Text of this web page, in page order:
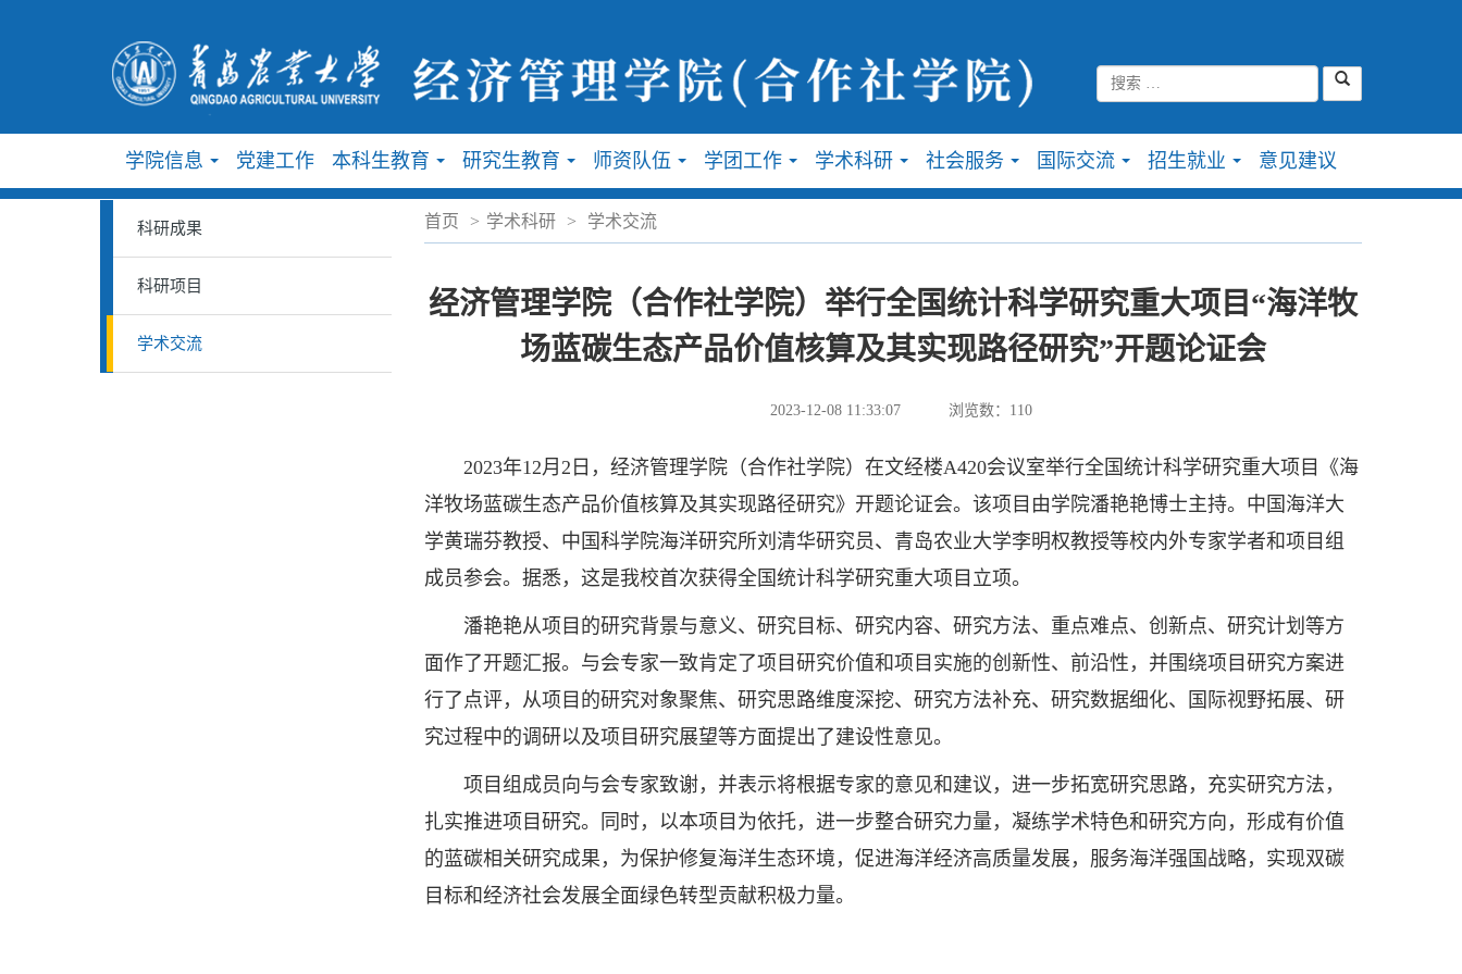
学院信息 党建工作 本科生教育 研究生教育 师资队伍 学团工作 学术科研 社会服务 国际交流 招生就业 意见建议
科研成果
科研项目
学术交流
首页 > 学术科研 > 学术交流
经济管理学院（合作社学院）举行全国统计科学研究重大项目“海洋牧
场蓝碳生态产品价值核算及其实现路径研究”开题论证会
2023-12-08 11:33:07 浏览数： 110
2023年12月2日，经济管理学院（合作社学院）在文经楼A420会议室举行全国统计科学研究重大项目《海
洋牧场蓝碳生态产品价值核算及其实现路径研究》开题论证会。该项目由学院潘艳艳博士主持。中国海洋大
学黄瑞芬教授、中国科学院海洋研究所刘清华研究员、青岛农业大学李明权教授等校内外专家学者和项目组
成员参会。据悉，这是我校首次获得全国统计科学研究重大项目立项。
潘艳艳从项目的研究背景与意义、研究目标、研究内容、研究方法、重点难点、创新点、研究计划等方
面作了开题汇报。与会专家一致肯定了项目研究价值和项目实施的创新性、前沿性，并围绕项目研究方案进
行了点评，从项目的研究对象聚焦、研究思路维度深挖、研究方法补充、研究数据细化、国际视野拓展、研
究过程中的调研以及项目研究展望等方面提出了建设性意见。
项目组成员向与会专家致谢，并表示将根据专家的意见和建议，进一步拓宽研究思路，充实研究方法，
扎实推进项目研究。同时，以本项目为依托，进一步整合研究力量，凝练学术特色和研究方向，形成有价值
的蓝碳相关研究成果，为保护修复海洋生态环境，促进海洋经济高质量发展，服务海洋强国战略，实现双碳
目标和经济社会发展全面绿色转型贡献积极力量。